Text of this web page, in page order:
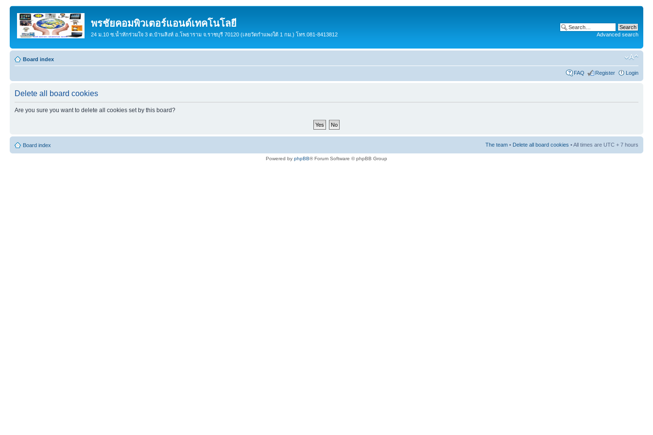
พรชัยคอมพิวเตอร์แอนด์เทคโนโลยี
24 ม.10 ซ.น้ำหักร่วมใจ 3 ต.บ้านสิงห์ อ.โพธาราม จ.ราชบุรี 70120 (เลยวัดกำแพงใต้ 1 กม.) โทร.081-8413812 Advanced search
Board index
FAQ Register Login
Delete all board cookies
Are you sure you want to delete all cookies set by this board?
Board index The team • Delete all board cookies • All times are UTC + 7 hours
Powered by phpBB® Forum Software © phpBB Group